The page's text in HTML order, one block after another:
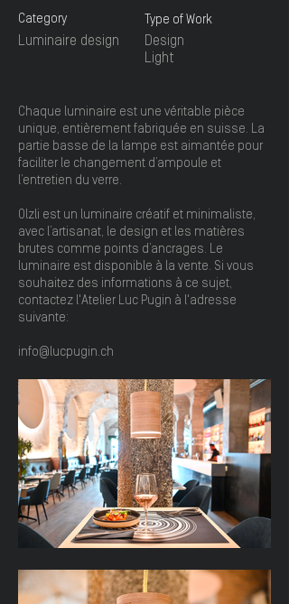
Category
Luminaire design
Type of Work
Design
Light
Chaque luminaire est une véritable pièce
unique, entièrement fabriquée en suisse. La
partie basse de la lampe est aimantée pour
faciliter le changement d’ampoule et
l’entretien du verre.
Olzli est un luminaire créatif et minimaliste,
avec l’artisanat, le design et les matières
brutes comme points d’ancrages. Le
luminaire est disponible à la vente. Si vous
souhaitez des informations à ce sujet,
contactez l'Atelier Luc Pugin à l'adresse
suivante:
info@lucpugin.ch